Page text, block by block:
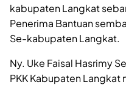
kabupaten Langkat
Penerima Bantuan
Se-kabupaten Langkat.
Ny. Uke Faisal Hasrimy
PKK Kabupaten Langkat